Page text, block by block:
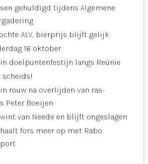
gehuldigd tijdens Algemene
ALV, bierprijs blijft gelijk
16 oktober
doelpuntenfestijn langs Reünie
scheids!
rouw na overlijden van ras-
Peter Boeijen
van Neede en blijft ongeslagen
fors meer op met Rabo